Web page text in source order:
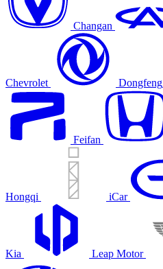
Changan
Chevrolet Dongfeng
Feifan
Hongqi iCar
Kia Leap Motor